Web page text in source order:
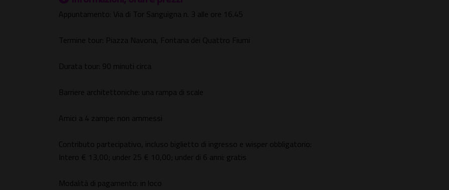
Appuntamento: Via di Tor Sanguigna n. 3 alle ore 16.45
Termine tour: Piazza Navona, Fontana dei Quattro Fiumi
Durata tour: 90 minuti circa
Barriere architettoniche: una rampa di scale
Amici a 4 zampe: non ammessi
Contributo partecipativo, incluso biglietto di ingresso e wisper obbligatorio:
Intero € 13,00; under 25 € 10,00; under di 6 anni: gratis
Modalità di pagamento: in loco